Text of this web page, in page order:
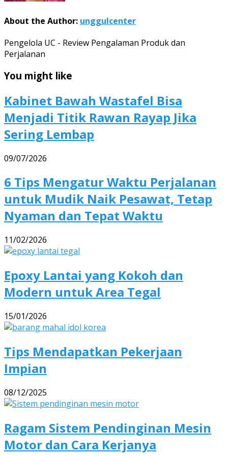
About the Author: unggulcenter
Pengelola UC - Review Pengalaman Produk dan
Perjalanan
You might like
Kabinet Bawah Wastafel Bisa
Menjadi Titik Rawan Rayap Jika
Sering Lembap
09/07/2026
6 Tips Mengatur Waktu Perjalanan
untuk Mudik Naik Pesawat, Tetap
Nyaman dan Tepat Waktu
11/02/2026
Epoxy Lantai yang Kokoh dan
Modern untuk Area Tegal
15/01/2026
Tips Mendapatkan Pekerjaan
Impian
08/12/2025
Ragam Sistem Pendinginan Mesin
Motor dan Cara Kerjanya